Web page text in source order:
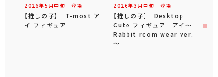
2026年5 月中旬 登場
【推しの子】 T-most ア
イ フィギュア
2026年3 月中旬 登場
【推しの子】 Desktop
Cute フィギュア アイ～
Rabbit room wear ver.
～